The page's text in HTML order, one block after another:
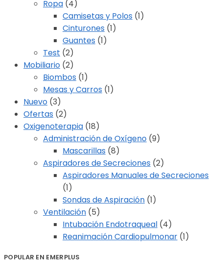
Ropa (4)
Camisetas y Polos (1)
Cinturones (1)
Guantes (1)
Test (2)
Mobiliario (2)
Biombos (1)
Mesas y Carros (1)
Nuevo (3)
Ofertas (2)
Oxigenoterapia (18)
Administración de Oxígeno (9)
Mascarillas (8)
Aspiradores de Secreciones (2)
Aspiradores Manuales de Secreciones
(1)
Sondas de Aspiración (1)
Ventilación (5)
Intubación Endotraqueal (4)
Reanimación Cardiopulmonar (1)
POPULAR EN EMERPLUS